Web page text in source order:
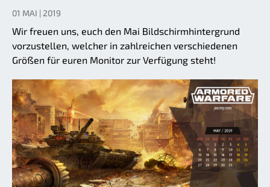
01 MAI | 2019
Wir freuen uns, euch den Mai Bildschirmhintergrund
vorzustellen, welcher in zahlreichen verschiedenen
Größen für euren Monitor zur Verfügung steht!